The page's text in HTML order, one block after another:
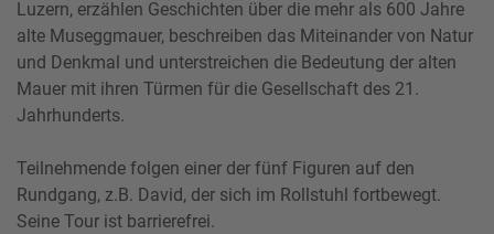
Luzern, erzählen Geschichten über die mehr als 600 Jahre
alte Museggmauer, beschreiben das Miteinander von Natur
und Denkmal und unterstreichen die Bedeutung der alten
Mauer mit ihren Türmen für die Gesellschaft des 21.
Jahrhunderts.
Teilnehmende folgen einer der fünf Figuren auf den
Rundgang, z.B. David, der sich im Rollstuhl fortbewegt.
Seine Tour ist barrierefrei.